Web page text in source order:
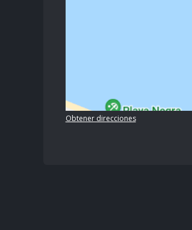
Obtener direcciones